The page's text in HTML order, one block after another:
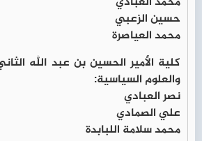
حسين الزعبي
محمد العياصرة
كلية الأمير الحسين بن عبد الله
والعلوم السياسية:
نصر العبادي
علي الصمادي
محمد سلامة اللبابدة